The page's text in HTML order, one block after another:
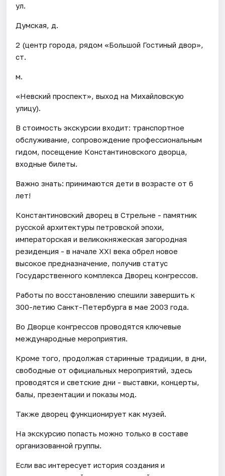
ул.
Думская, д.
2 (центр города, рядом «Большой Гостиный двор»,
ст.
м.
«Невский проспект», выход на Михайловскую
улицу).
В стоимость экскурсии входит: транспортное
обслуживание, сопровождение профессиональным
гидом, посещение Константиновского дворца,
входные билеты.
Важно знать: принимаются дети в возрасте от 6
лет!
Константиновский дворец в Стрельне - памятник
русской архитектуры петровской эпохи,
императорская и великокняжеская загородная
резиденция - в начале XXI века обрел новое
высокое предназначение, получив статус
Государственного комплекса Дворец конгрессов.
Работы по восстановлению спешили завершить к
300-летию Санкт-Петербурга в мае 2003 года.
Во Дворце конгрессов проводятся ключевые
международные мероприятия.
Кроме того, продолжая старинные традиции, в дни,
свободные от официальных мероприятий, здесь
проводятся и светские дни - выставки, концерты,
балы, презентации и показы мод.
Также дворец функционирует как музей.
На экскурсию попасть можно только в составе
организованной группы.
Если вас интересует история создания и